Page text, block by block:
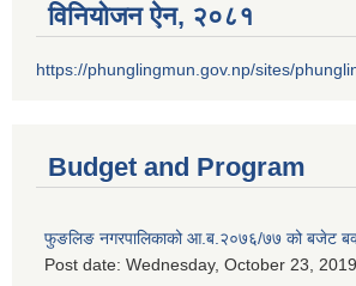
विनियोजन ऐन‚ २०८१
https://phunglingmun.gov.np/sites/
Budget and Program
फुङलिङ नगरपालिकाको आ.ब.२०७६/७७ को बजेट
Post date: Wednesday, October 23,